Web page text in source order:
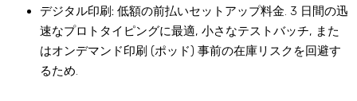
デジタル印刷: 低額の前払いセットアップ料金. 3 日間の迅
速なプロトタイピングに最適, 小さなテストバッチ, また
はオンデマンド印刷 (ポッド) 事前の在庫リスクを回避す
るため.